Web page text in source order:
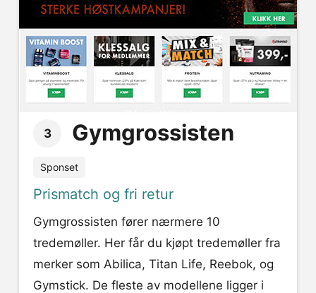
3 Gymgrossisten
Sponset
Prismatch og fri retur
Gymgrossisten fører nærmere 10
tredemøller. Her får du kjøpt tredemøller fra
merker som Abilica, Titan Life, Reebok, og
Gymstick. De fleste av modellene ligger i